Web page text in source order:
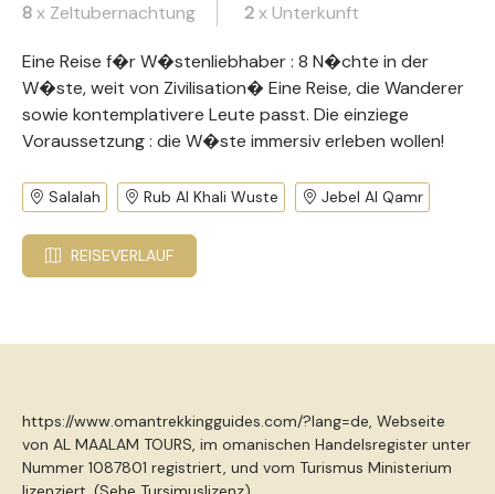
8x Zeltubernachtung 2x Unterkunft
Eine Reise f�r W�stenliebhaber : 8 N�chte in der
W�ste, weit von Zivilisation� Eine Reise, die Wanderer
sowie kontemplativere Leute passt. Die einziege
Voraussetzung : die W�ste immersiv erleben wollen!
Salalah Rub Al Khali Wuste Jebel Al Qamr
REISEVERLAUF
https://www.omantrekkingguides.com/?lang=de, Webseite
von AL MAALAM TOURS, im omanischen Handelsregister unter
Nummer 1087801 registriert, und vom Turismus Ministerium